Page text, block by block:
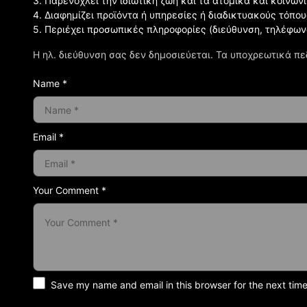
Η ηλ. διεύθυνση σας δεν δημοσιεύεται. Τα υποχρεωτικά
Your Comment *
4. Διαφημίζει προϊόντα ή υπηρεσίες ή διαδικτυακούς
5. Περιέχει προσωπικές πληροφορίες (διεύθυνση,
Name *
Email *
Save my name and email in this browser for the next